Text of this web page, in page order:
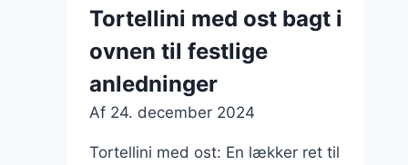
Tortellini med ost bagt i
ovnen til festlige
anledninger
Af 24. december 2024
Tortellini med ost: En lækker ret til